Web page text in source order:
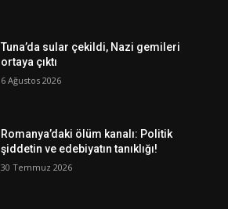
Tuna’da sular çekildi, Nazi gemileri
ortaya çıktı
6 Ağustos 2026
Romanya’daki ölüm kanalı: Politik
şiddetin ve edebiyatın tanıklığı!
30 Temmuz 2026